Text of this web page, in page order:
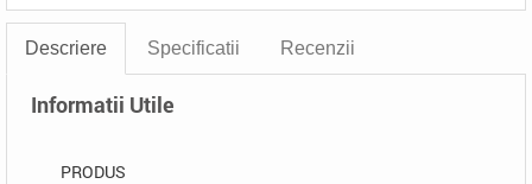
Descriere Specificatii Recenzii
Informatii Utile
PRODUS